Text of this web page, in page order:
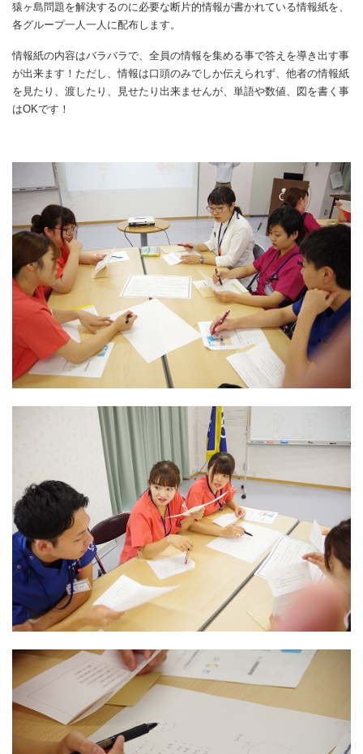
猿ヶ島問題を解決するのに必要な断片的情報が書かれている情報紙を、
各グループ一人一人に配布します。
情報紙の内容はバラバラで、全員の情報を集める事で答えを導き出す事
が出来ます！ただし、情報は口頭のみでしか伝えられず、他者の情報紙
を見たり、渡したり、見せたり出来ませんが、単語や数値、図を書く事
はOKです！